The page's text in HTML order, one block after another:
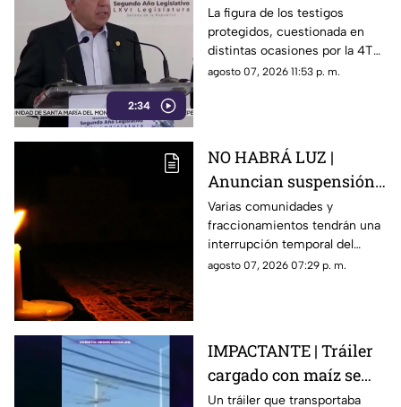
2:34
evidencia del caso
Ayotzinapa
La figura de los testigos
protegidos, cuestionada en
distintas ocasiones por la 4T
cuando es utilizada por
investigación contra el
exgobernador
agosto 07, 2026 11:53 p. m.
NO HABRÁ LUZ |
Anuncian suspensión
del suministro eléctrico
en Querétaro; estás
serán las zonas
afectadas
Varias comunidades y
fraccionamientos tendrán una
interrupción temporal del
servicio eléctrico durante
agosto 07, 2026 07:29 p. m.
IMPACTANTE | Tráiler
cargado con maíz se
queda sin frenos y
Un tráiler que transportaba